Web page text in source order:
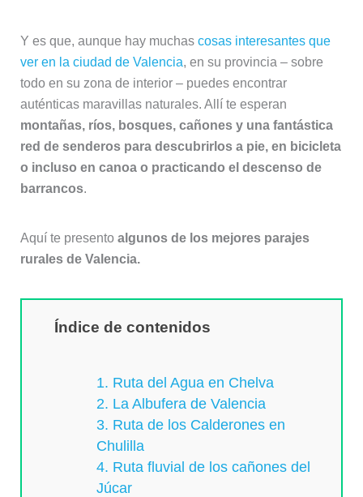
Y es que, aunque hay muchascosas interesantes que
ver en la ciudad de Valencia, en su provincia – sobre
todo en su zona de interior – puedes encontrar
auténticas maravillas naturales. Allí te esperan
montañas, ríos, bosques, cañones y una fantástica
red de senderos para descubrirlos a pie, en bicicleta
o incluso en canoa o practicando el descenso de
barrancos.
Aquí te presento algunos de los mejores parajes
rurales de Valencia.
Índice de contenidos
1. Ruta del Agua en Chelva
2. La Albufera de Valencia
3. Ruta de los Calderones en
Chulilla
4. Ruta fluvial de los cañones del
Júcar